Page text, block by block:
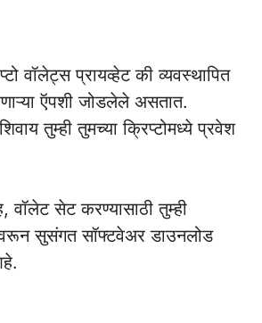
वॉलेट्स प्रायव्हेट की व्यवस्थापित
ऍपशी जोडलेले असतात.
तुम्ही तुमच्या क्रिप्टोमध्ये प्रवेश
वॉलेट सेट करण्यासाठी तुम्ही
सुसंगत सॉफ्टवेअर डाउनलोड